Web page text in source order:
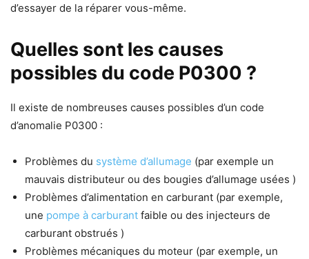
d’essayer de la réparer vous-même.
Quelles sont les causes
possibles du code P0300 ?
Il existe de nombreuses causes possibles d’un code
d’anomalie P0300 :
Problèmes du système d’allumage (par exemple un
mauvais distributeur ou des bougies d’allumage usées )
Problèmes d’alimentation en carburant (par exemple,
une pompe à carburant faible ou des injecteurs de
carburant obstrués )
Problèmes mécaniques du moteur (par exemple, un